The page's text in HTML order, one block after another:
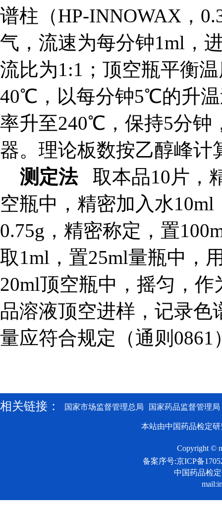
谱柱（HP-INNOWAX，
气，流速为每分钟1ml，
流比为1:1；顶空瓶平衡
40℃，以每分钟5℃的升
率升至240℃，保持5分钟
器。理论板数按乙醇峰计
测定法
取本品10片，
空瓶中，精密加入水
0.75g，精密称定，置
取1ml，置25ml量瓶中，
20ml顶空瓶中，摇匀，
品溶液顶空进样，记录
量应符合规定（通则0861
相关链接： 国家市场监督管理总局 国家药品监督管理局
本站由中国药品检定
Copyright ©
备案序号:京ICP备
中国药品检